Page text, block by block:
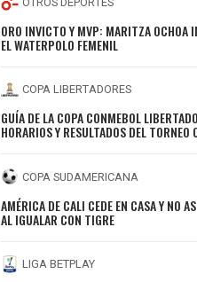
ORO INVICTO Y MVP: MARITZA OCHOA
EL WATERPOLO FEMENIL
COPA LIBERTADORES
GUÍA DE LA COPA CONMEBOL
HORARIOS Y RESULTADOS DEL TORNEO
COPA SUDAMERICANA
AMÉRICA DE CALI CEDE EN CASA Y NO
AL IGUALAR CON TIGRE
LIGA BETPLAY